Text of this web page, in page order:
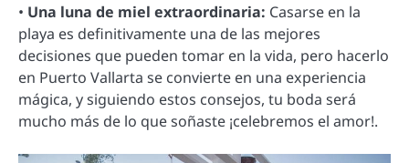
• Una luna de miel extraordinaria: Casarse en la
playa es definitivamente una de las mejores
decisiones que pueden tomar en la vida, pero hacerlo
en Puerto Vallarta se convierte en una experiencia
mágica, y siguiendo estos consejos, tu boda será
mucho más de lo que soñaste ¡celebremos el amor!.